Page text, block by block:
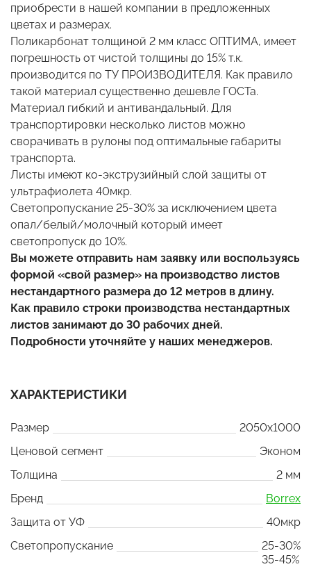
приобрести в нашей компании в предложенных
цветах и размерах.
Поликарбонат толщиной 2 мм класс ОПТИМА, имеет
погрешность от чистой толщины до 15% т.к.
производится по ТУ ПРОИЗВОДИТЕЛЯ. Как правило
такой материал существенно дешевле ГОСТа.
Материал гибкий и антивандальный. Для
транспортировки несколько листов можно
сворачивать в рулоны под оптимальные габариты
транспорта.
Листы имеют ко-экструзийный слой защиты от
ультрафиолета 40мкр.
Светопропускание 25-30% за исключением цвета
опал/белый/молочный который имеет
светопропуск до 10%.
Вы можете отправить нам заявку или воспользуясь
формой «свой размер» на производство листов
нестандартного размера до 12 метров в длину.
Как правило строки производства нестандартных
листов занимают до 30 рабочих дней.
Подробности уточняйте у наших менеджеров.
ХАРАКТЕРИСТИКИ
Размер
2050x1000
Ценовой сегмент
Эконом
Толщина
2 мм
Бренд
Borrex
Защита от УФ
40мкр
Светопропускание
25-30%
35-45%